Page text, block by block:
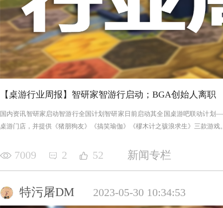
【桌游行业周报】智研家智游行启动；BGA创始人离职
国内资讯智研家启动智游行全国计划智研家日前启动其全国桌游吧联动计
桌游门店，并提供《猪朋狗友》《搞笑瑜伽》《樛木计之骇浪求生》三款游戏
7009 2 52 新闻专栏
特污屠DM 2023-05-30 10:34:53